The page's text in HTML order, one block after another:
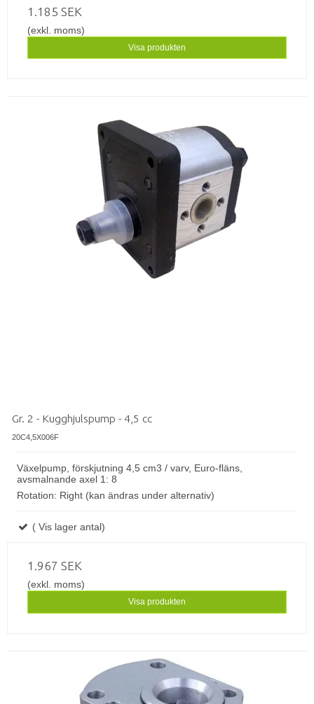
1.185 SEK
(exkl. moms)
Visa produkten
Gr. 2 - Kugghjulspump - 4,5 cc
20C4,5X006F
Växelpump, förskjutning 4,5 cm3 / varv, Euro-fläns,
avsmalnande axel 1: 8
Rotation: Right (kan ändras under alternativ)
( Vis lager antal)
1.967 SEK
(exkl. moms)
Visa produkten